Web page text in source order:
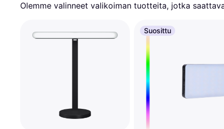
Olemme valinneet valikoiman tuotteita, jotka
Suosittu